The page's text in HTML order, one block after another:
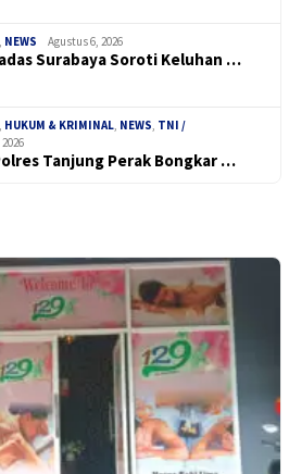
, NEWS Agustus 6, 2026
Surabaya Soroti Keluhan …
, HUKUM & KRIMINAL, NEWS, TNI /
Tanjung Perak Bongkar …